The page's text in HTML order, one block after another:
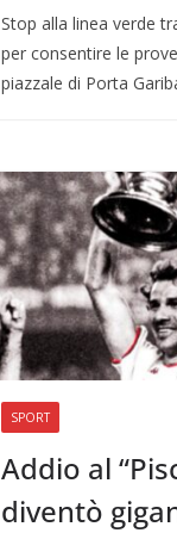
Stop alla linea verde
per consentire le
piazzale di Porta
SPORT
Addio al
diventò